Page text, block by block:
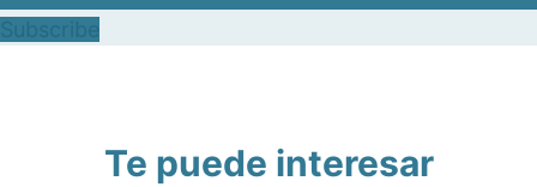
Te puede interesar